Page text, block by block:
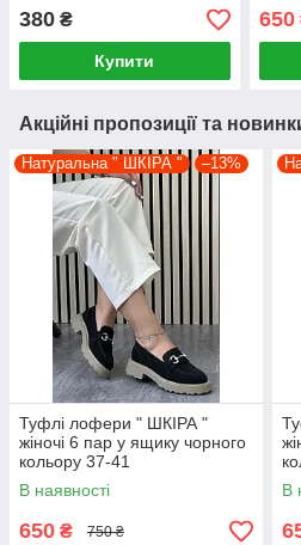
380 ₴
Купити
650
Акційні пропозиції та
Натуральна " ШКІРА " –13%
Туфлі лофери " ШКІРА "
жіночі 6 пар у ящику чорного
кольору 37-41
В наявності
650 ₴ 750 ₴
В